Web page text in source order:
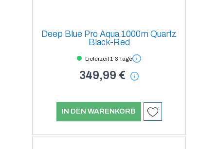
Deep Blue Pro Aqua 1000m Quartz
Black-Red
Lieferzeit 1-3 Tage
349,99 €
IN DEN WARENKORB